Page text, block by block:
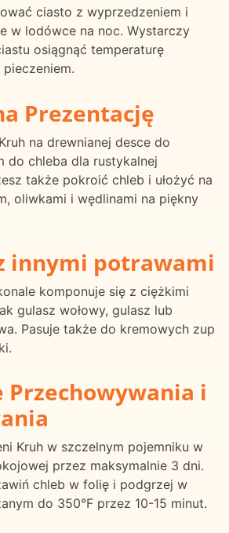
ciasto z wyprzedzeniem i
w lodówce na noc. Wystarczy
osiągnąć temperaturę
Prezentację
na drewnianej desce do
do chleba dla rustykalnej
także pokroić chleb i ułożyć na
oliwkami i wędlinami na piękny
innymi potrawami
komponuje się z ciężkimi
gulasz wołowy, gulasz lub
Pasuje także do kremowych zup
i
Kruh w szczelnym pojemniku w
przez maksymalnie 3 dni.
chleb w folię i podgrzej w
do 350°F przez 10-15 minut.